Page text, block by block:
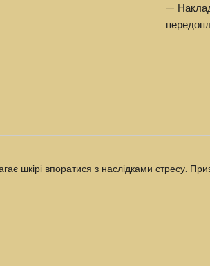
—
шкірі впоратися з наслідками стресу.